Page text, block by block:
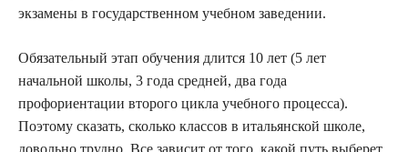
экзамены в государственном учебном заведении.
Обязательный этап обучения длится 10 лет (5 лет
начальной школы, 3 года средней, два года
профориентации второго цикла учебного процесса).
Поэтому сказать, сколько классов в итальянской школе,